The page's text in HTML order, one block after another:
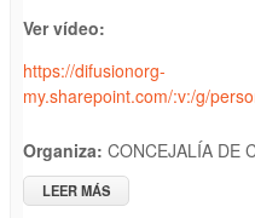
Ver vídeo:
https://difusionorg-
my.sharepoint.com/:v:/g/
Organiza: CONCEJALÍA DE
LEER MÁS
CAPELLA.